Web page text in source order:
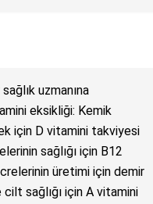
uzmanına
eksikliği: Kemik
için D vitamini takviyesi
sağlığı için B12
üretimi için demir
sağlığı için A vitamini